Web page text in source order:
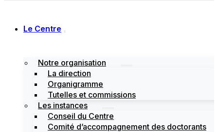
Le Centre
Notre organisation
La direction
Organigramme
Tutelles et commissions
Les instances
Conseil du Centre
Comité d’accompagnement des doctorants